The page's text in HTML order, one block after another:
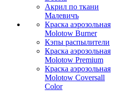
Акрил по ткани
Малевичъ
Краска аэрозольная
Molotow Burner
Кэпы распылители
Краска аэрозольная
Molotow Premium
Краска аэрозольная
Molotow Coversall
Color